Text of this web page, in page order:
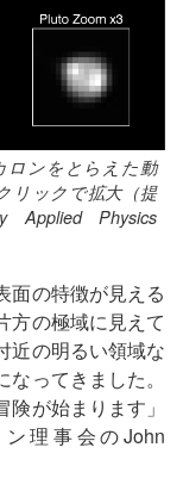
ロンをとらえた動
リックで拡大（提
Applied Physics
面の特徴が見える
方の極域に見えて
近の明るい領域な
ってきました。
が始まります」
理事会のJohn